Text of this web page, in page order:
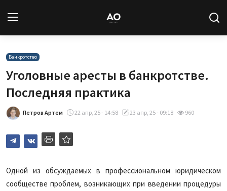
Вход
Статьи
Авторы
База знаний
Банкротство
Уголовные аресты в банкротстве.
Последняя практика
Петров Артем 22 апр, 25 - 14:58 23 апр, 25 - 09:18 960
Одной из обсуждаемых в профессиональном юридическом
сообществе проблем, возникающих при введении процедуры